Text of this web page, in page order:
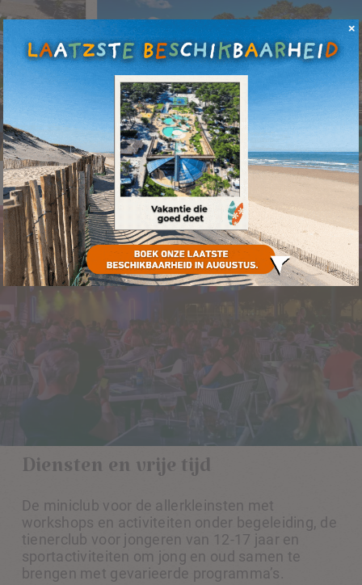
9.000 m² waterpark
Diensten en vrije tijd
De miniclub voor de allerkleinsten met
workshops en activiteiten onder begeleiding, de
tienerclub voor jongeren van 12-17 jaar en
sportactiviteiten om jong en oud samen te
brengen met gevarieerde programma’s.